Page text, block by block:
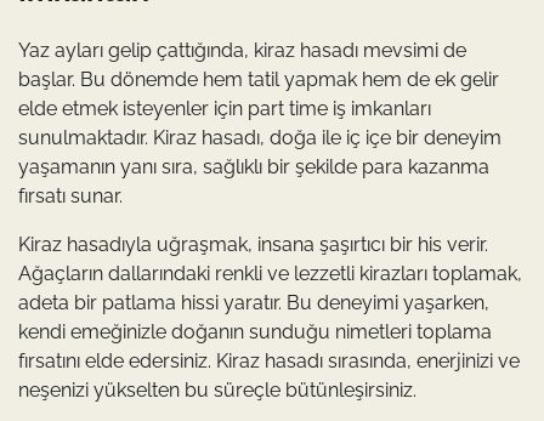
Yaz ayları gelip çattığında, kiraz hasadı mevsimi de
başlar. Bu dönemde hem tatil yapmak hem de ek gelir
elde etmek isteyenler için part time iş imkanları
sunulmaktadır. Kiraz hasadı, doğa ile iç içe bir deneyim
yaşamanın yanı sıra, sağlıklı bir şekilde para kazanma
fırsatı sunar.
Kiraz hasadıyla uğraşmak, insana şaşırtıcı bir his verir.
Ağaçların dallarındaki renkli ve lezzetli kirazları toplamak,
adeta bir patlama hissi yaratır. Bu deneyimi yaşarken,
kendi emeğinizle doğanın sunduğu nimetleri toplama
fırsatını elde edersiniz. Kiraz hasadı sırasında, enerjinizi ve
neşenizi yükselten bu süreçle bütünleşirsiniz.